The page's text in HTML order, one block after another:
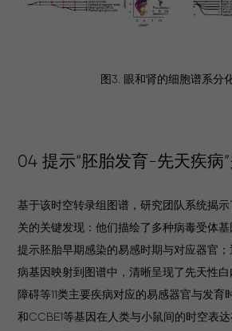
图3. 眼和肾的细胞谱系分
04 提示“胚胎发育-先天疾病
基于该时空转录组图谱，研究团队系统揭
关的关键发现：他们描绘了多种病毒受体基
提示胚胎早期感染的易感时期与对应器官；
病基因映射到图谱中，清晰呈现了先天性
障碍等11类主要疾病对应的易感器官与发育
和CCBE1等基因在人类与小鼠间的时空表